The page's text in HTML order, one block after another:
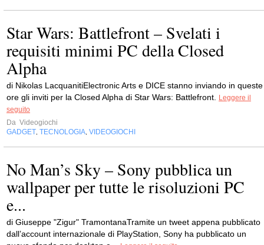
Star Wars: Battlefront – Svelati i
requisiti minimi PC della Closed
Alpha
di Nikolas LacquanitiElectronic Arts e DICE stanno inviando in queste
ore gli inviti per la Closed Alpha di Star Wars: Battlefront.
Leggere il
seguito
Da Videogiochi
GADGET TECNOLOGIA VIDEOGIOCHI
No Man’s Sky – Sony pubblica un
wallpaper per tutte le risoluzioni PC
e...
di Giuseppe "Zigur" TramontanaTramite un tweet appena pubblicato
dall’account internazionale di PlayStation, Sony ha pubblicato un